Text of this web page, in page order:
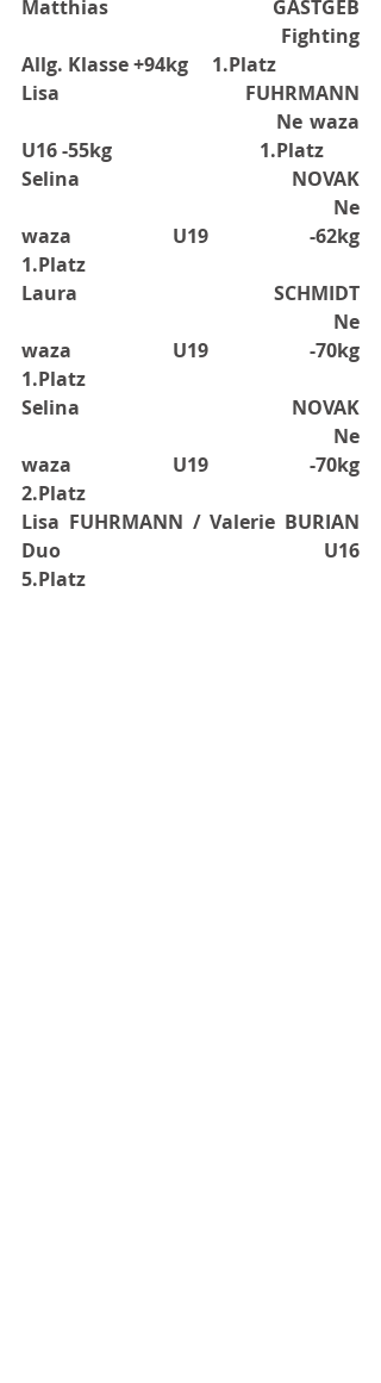
Matthias GASTGEB
Fighting
Allg. Klasse +94kg
1.Platz
Lisa FUHRMANN
Ne waza
U16 -55kg
1.Platz
Selina NOVAK
Ne
waza U19 -62kg
1.Platz
Laura SCHMIDT
Ne
waza U19 -70kg
1.Platz
Selina NOVAK
Ne
waza U19 -70kg
2.Platz
Lisa FUHRMANN / Valerie BURIAN
Duo U16
5.Platz